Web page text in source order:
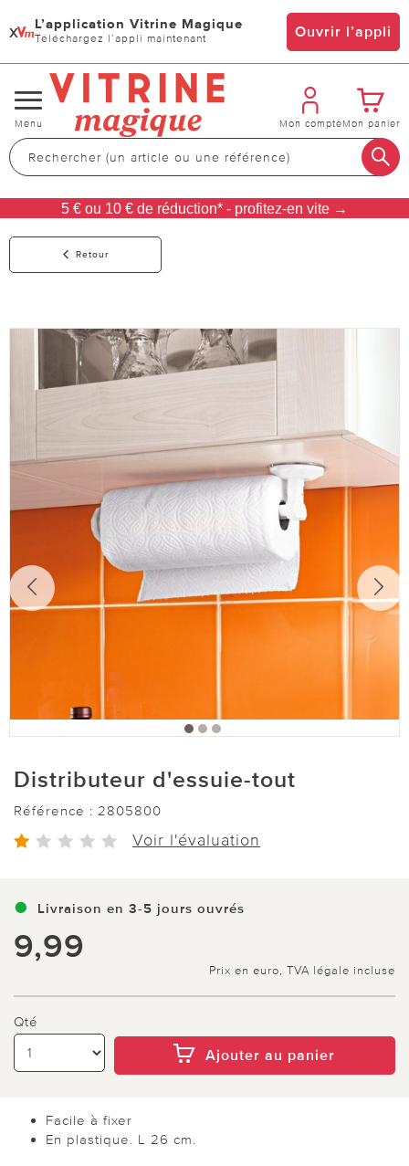
x L’application Vitrine Magique
Téléchargez l’appli maintenant Ouvrir l’appli
Changer
de
navigation
Menu Mon compteMon panier
5 € ou 10 € de réduction* - profitez-en vite →
Retour
Distributeur d'essuie-tout
Référence : 2805800
Voir l'évaluation
Livraison en 3-5 jours ouvrés
9,99
Prix en euro, TVA légale incluse
Qté
Ajouter au panier
Facile à fixer
En plastique. L 26 cm.